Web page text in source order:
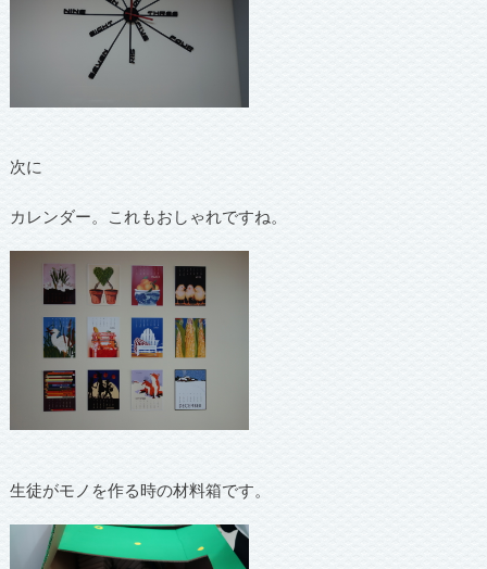
次に
カレンダー。これもおしゃれですね。
生徒がモノを作る時の材料箱です。